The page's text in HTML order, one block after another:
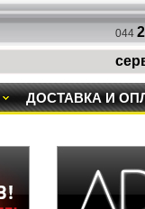
044
ДОСТАВКА И